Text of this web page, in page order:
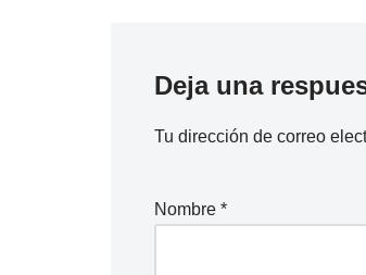
Deja una
Tu dirección de correo
Nombre *